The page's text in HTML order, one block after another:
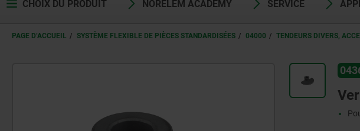
CHOIX DU PRODUIT NORELEM ACADEMY SERVICE
PAGE D’ACCUEIL SYSTÈME FLEXIBLE DE PIÈCES STANDARDISÉES 04000 TENDEURS DIVERS,